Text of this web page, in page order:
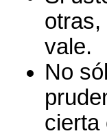
otras,
vale.
No
cierta